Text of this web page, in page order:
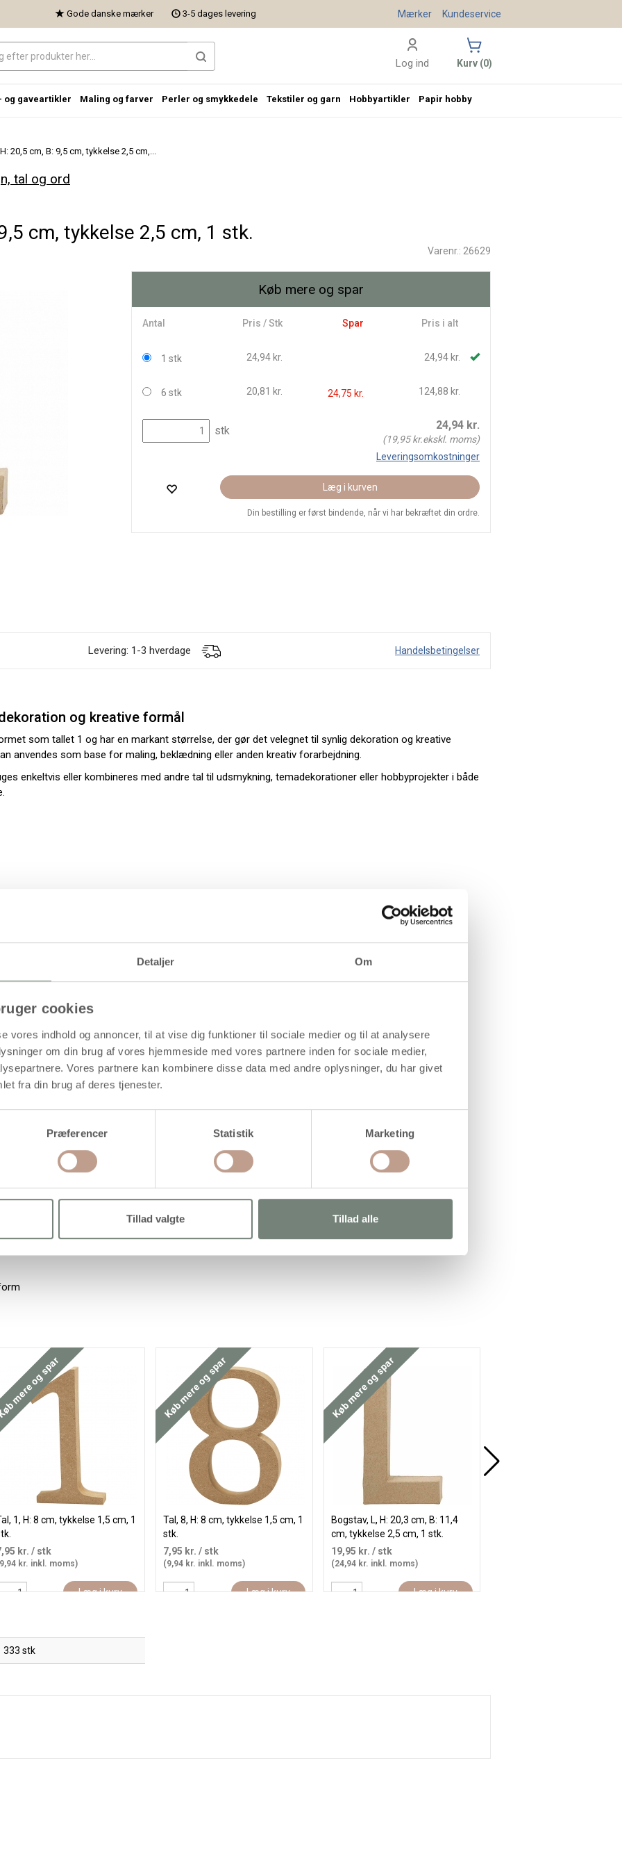
Detaljer Om
cookies
vores indhold og annoncer, til at vise dig funktioner til sociale medier og til at analysere
om din brug af vores hjemmeside med vores partnere inden for sociale medier,
Vores partnere kan kombinere disse data med andre oplysninger, du har givet
fra din brug af deres tjenester.
Præferencer Statistik Marketing
Tillad valgte Tillad alle
20,5 cm, B: 9,5 cm, tykkelse 2,5 cm,...
tal og ord
cm, tykkelse 2,5 cm, 1 stk.
Varenr.: 26629
Køb mere og spar
Antal Pris / Stk Spar Pris i alt
1 stk 24,94 kr. 24,94 kr.
6 stk 20,81 kr. 24,75 kr. 124,88 kr.
stk 24,94kr.
(19,95kr.ekskl. moms)
Leveringsomkostninger
Læg i kurven
Din bestilling er først bindende, når vi har bekræftet din ordre.
Levering: 1-3 hverdage Handelsbetingelser
og kreative formål
som tallet 1 og har en markant størrelse, der gør det velegnet til synlig dekoration og kreative
anvendes som base for maling, beklædning eller anden kreativ forarbejdning.
enkeltvis eller kombineres med andre tal til udsmykning, temadekorationer eller hobbyprojekter i både
bearbejdning
og spar
1, H: 8 cm, tykkelse 1,5 cm, 1
kr. / stk
kr. inkl. moms)
Læg i kurv
Køb mere og spar
Tal, 8, H: 8 cm, tykkelse 1,5 cm, 1
stk.
7,95 kr. / stk
(9,94 kr. inkl. moms)
Læg i kurv
Køb mere og spar
Bogstav, L, H: 20,3 cm, B: 11,4
cm, tykkelse 2,5 cm, 1 stk.
19,95 kr. / stk
(24,94 kr. inkl. moms)
Læg i kurv
333 stk
Gode danske mærker 3-5 dages levering Kundeservice
Mærker
Log ind Kurv (0)
og gaveartikler Maling og farver Perler og smykkedele Tekstiler og garn Hobbyartikler Papir hobby